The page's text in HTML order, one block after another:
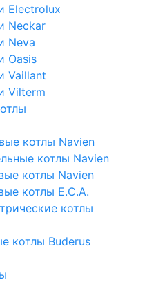
Electrolux
Neckar
Neva
Oasis
Vaillant
Vilterm
котлы Navien
котлы Navien
котлы Navien
котлы E.C.A.
котлы
котлы Buderus